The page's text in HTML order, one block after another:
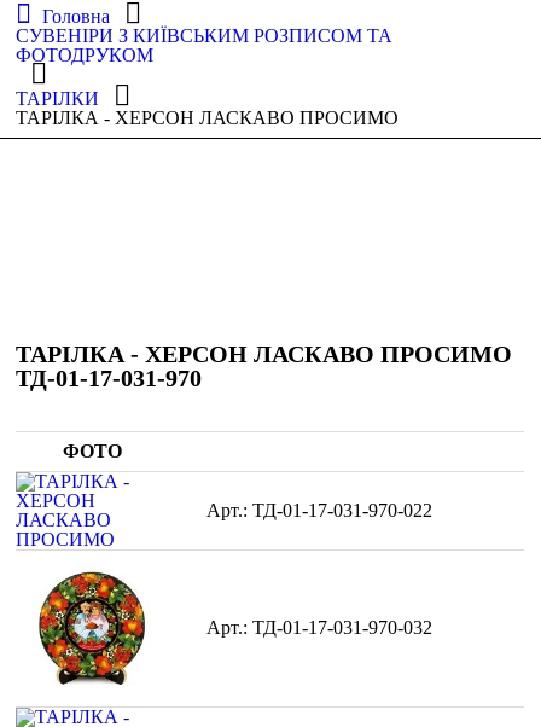
Головна
СУВЕНІРИ З КИЇВСЬКИМ РОЗПИСОМ ТА
ФОТОДРУКОМ
ТАРІЛКИ
ТАРІЛКА - ХЕРСОН ЛАСКАВО ПРОСИМО
ТАРІЛКА - ХЕРСОН ЛАСКАВО ПРОСИМО
ТД-01-17-031-970
ФОТО
ТД-01-17-031-970-022
ТД-01-17-031-970-032